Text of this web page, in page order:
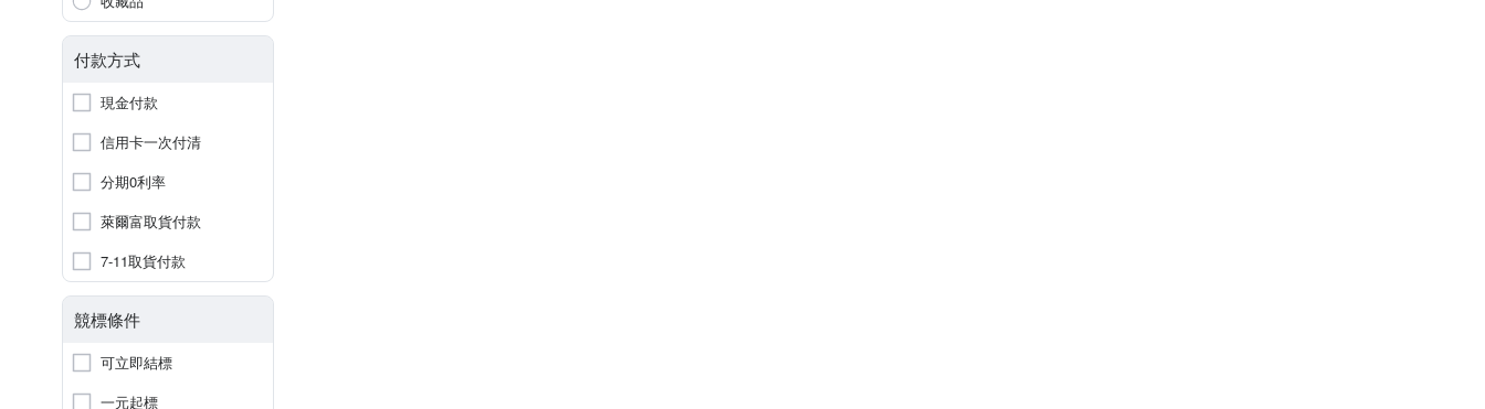
付款方式
現金付款
信用卡一次付清
分期0利率
萊爾富取貨付款
7-11取貨付款
競標條件
可立即結標
一元起標